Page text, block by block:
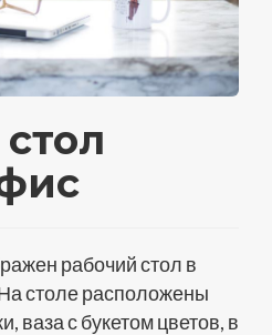
рабочий стол в
столе расположены
ваза с букетом цветов, в